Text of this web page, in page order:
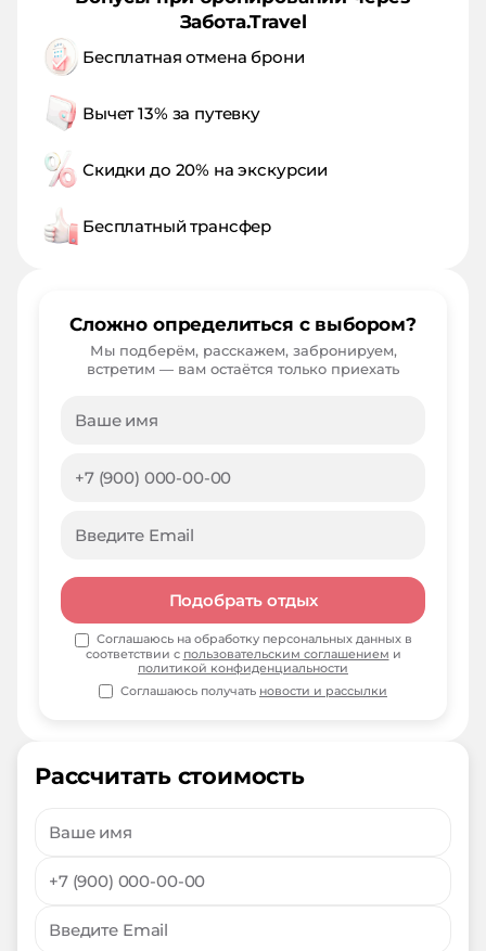
Рассчитать стоимость
Забота.Travel
Бесплатная отмена брони
Вычет 13% за путевку
Скидки до 20% на экскурсии
Бесплатный трансфер
Сложно определиться с выбором?
Мы подберём, расскажем, забронируем,
встретим — вам остаётся только приехать
Подобрать отдых
Соглашаюсь на обработку персональных данных в
соответствии с пользовательским соглашением и
политикой конфиденциальности
Соглашаюсь получать новости и рассылки